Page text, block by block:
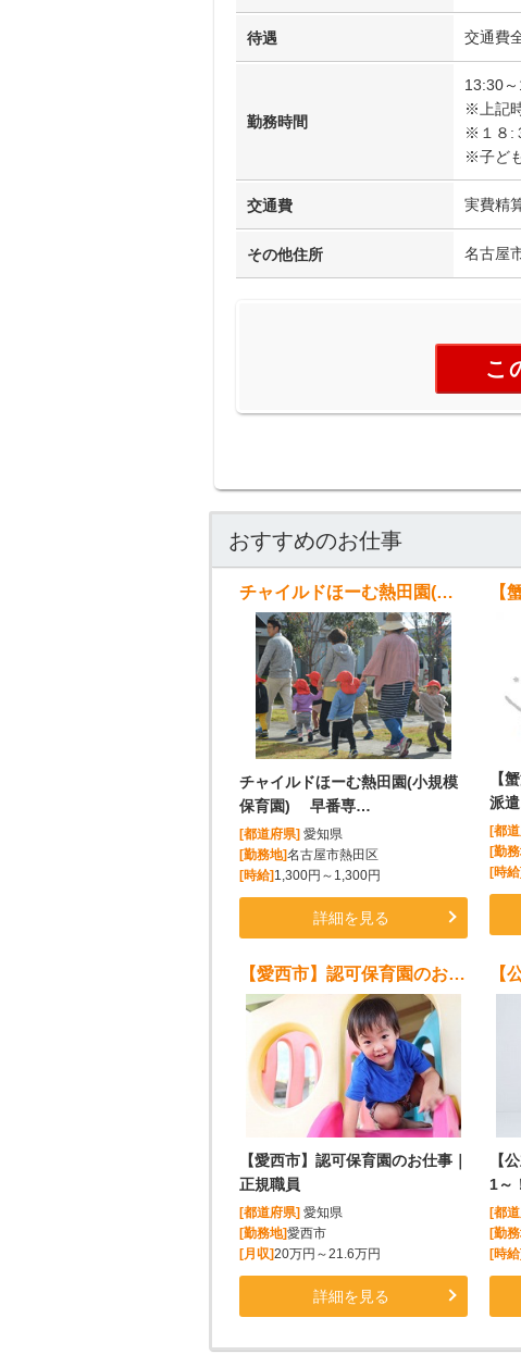
待遇 交通費
勤務時間
13:30
※上記
※１８:
※子ど
交通費 実費精
その他住所 名古屋
こ
おすすめのお仕事
チャイルドほーむ熱田園(小規模保育園) 早番専属パート保育士(7:30~9:45)
チャイルドほーむ熱田園(小規模
保育園) 早番専…
[都道府県] 愛知県
[勤務地]名古屋市熱田区
[時給] 1,300円～1,300円
詳細を見る
【
派遣
[都
[勤
[時給]
【愛西市】認可保育園のお仕事｜正規職員
【愛西市】認可保育園のお仕事｜
正規職員
[都道府県] 愛知県
[勤務地]愛西市
[月収]20万円～21.6万円
詳細を見る
【
1～
[都
[勤
[時給]